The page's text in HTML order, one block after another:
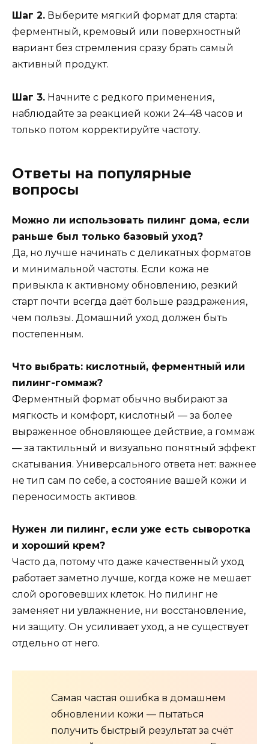
Шаг 2. Выберите мягкий формат для старта:
ферментный, кремовый или поверхностный
вариант без стремления сразу брать самый
активный продукт.
Шаг 3. Начните с редкого применения,
наблюдайте за реакцией кожи 24–48 часов и
только потом корректируйте частоту.
Ответы на популярные
вопросы
Можно ли использовать пилинг дома, если
раньше был только базовый уход?
Да, но лучше начинать с деликатных форматов
и минимальной частоты. Если кожа не
привыкла к активному обновлению, резкий
старт почти всегда даёт больше раздражения,
чем пользы. Домашний уход должен быть
постепенным.
Что выбрать: кислотный, ферментный или
пилинг-гоммаж?
Ферментный формат обычно выбирают за
мягкость и комфорт, кислотный — за более
выраженное обновляющее действие, а гоммаж
— за тактильный и визуально понятный эффект
скатывания. Универсального ответа нет: важнее
не тип сам по себе, а состояние вашей кожи и
переносимость активов.
Нужен ли пилинг, если уже есть сыворотка
и хороший крем?
Часто да, потому что даже качественный уход
работает заметно лучше, когда коже не мешает
слой ороговевших клеток. Но пилинг не
заменяет ни увлажнение, ни восстановление,
ни защиту. Он усиливает уход, а не существует
отдельно от него.
Самая частая ошибка в домашнем
обновлении кожи — пытаться
получить быстрый результат за счёт